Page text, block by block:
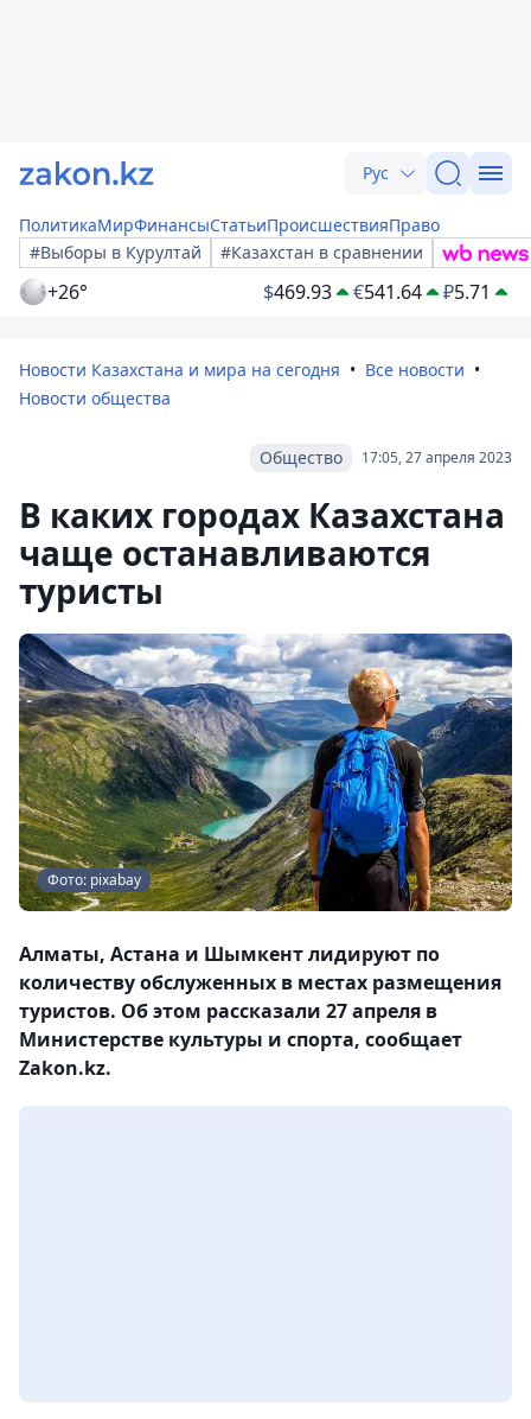
Рус
ПолитикаМирФинансыСтатьиПроисшествияПраво
#Выборы в Курултай
#Казахстан в сравнении
+26° $469.93 €541.64 ₽5.71
Новости Казахстана и мира на сегодня
Все новости
Новости общества
17:05, 27 апреля 2023
Общество
В каких городах Казахстана
чаще останавливаются
туристы
Фото: pixabay
Алматы, Астана и Шымкент лидируют по
количеству обслуженных в местах размещения
туристов. Об этом рассказали 27 апреля в
Министерстве культуры и спорта, сообщает
Zakon.kz.